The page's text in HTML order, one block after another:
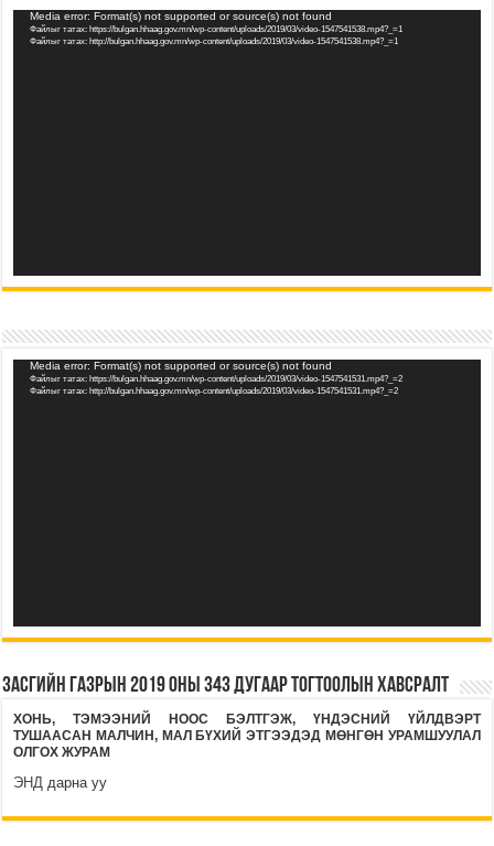
Видео
тоглуулагч
Media error: Format(s) not supported or source(s) not found
Файлыг татах: https://bulgan.hhaag.gov.mn/wp-content/uploads/2019/03/video-1547541538.mp4?_=1
Файлыг татах: http://bulgan.hhaag.gov.mn/wp-content/uploads/2019/03/video-1547541538.mp4?_=1
Видео
тоглуулагч
Media error: Format(s) not supported or source(s) not found
Файлыг татах: https://bulgan.hhaag.gov.mn/wp-content/uploads/2019/03/video-1547541531.mp4?_=2
Файлыг татах: http://bulgan.hhaag.gov.mn/wp-content/uploads/2019/03/video-1547541531.mp4?_=2
Засгийн газрын 2019 оны 343 дугаар тогтоолын хавсралт
ХОНЬ, ТЭМЭЭНИЙ НООС БЭЛТГЭЖ, ҮНДЭСНИЙ ҮЙЛДВЭРТ
ТУШААСАН МАЛЧИН, МАЛ БҮХИЙ ЭТГЭЭДЭД МӨНГӨН УРАМШУУЛАЛ
ОЛГОХ ЖУРАМ
ЭНД дарна уу